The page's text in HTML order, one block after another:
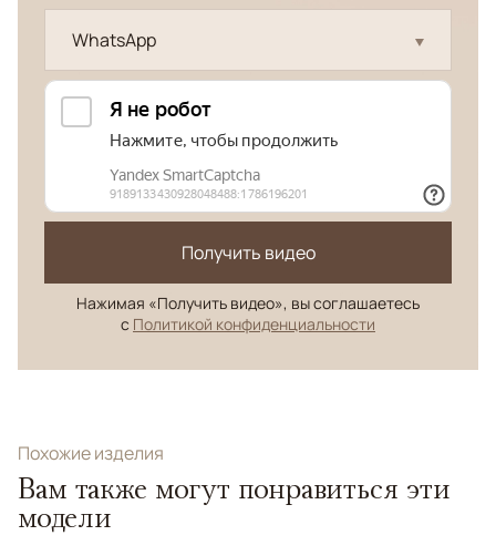
WhatsApp
Получить видео
Нажимая «Получить видео», вы соглашаетесь
с Политикой конфиденциальности
Похожие изделия
Вам также могут понравиться эти
модели